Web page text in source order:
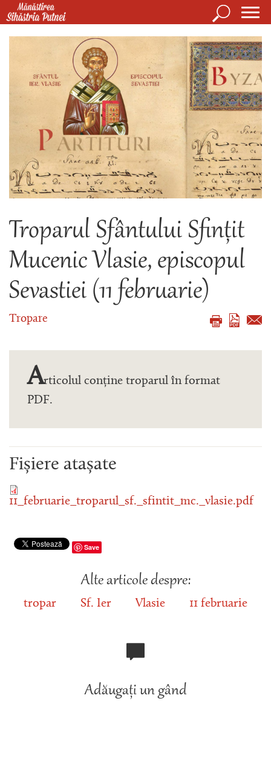
Mergi la conţinutul principal
de
Căutare
Troparul Sfântului Sfințit
Mucenic Vlasie, episcopul
Sevastiei (11 februarie)
Tropare
Articolul conține troparul în format
PDF.
Fișiere atașate
11_februarie_troparul_sf._sfintit_mc._vlasie.pdf
Save
Alte articole despre:
tropar Sf. Ier Vlasie 11 februarie
Adăugați un gând